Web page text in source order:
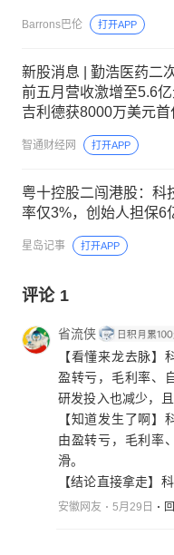
Barrons巴伦 打开APP
新股消息 | 勤浩医药二
前五月营收激增至5.6
吉利德获8000万美元首
智通财经网 打开APP
粤十控股二闯港股：科
率仅3%，创始人担保6
星岛记事 打开APP
评论 1
省流侠
【看懂来龙去脉】
盈转亏，毛利率、
研发投入也减少，
【知道发生了啊】
由盈转亏，毛利率
滑。
【结论直接拿走】
安徽网友 5月29日